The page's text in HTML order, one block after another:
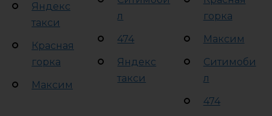
Яндекс
такси
Красная
горка
Максим
л
474
Яндекс
такси
горка
Максим
Ситимоби
л
474